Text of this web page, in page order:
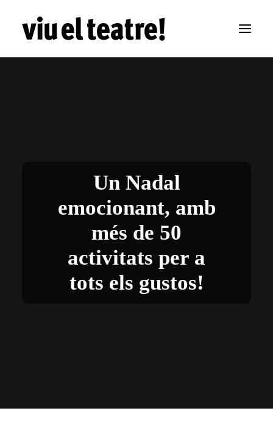
Un Nadal
emocionant, amb
més de 50
activitats per a
tots els gustos!